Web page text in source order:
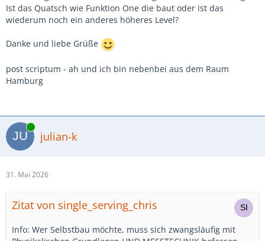
Ist das Quatsch wie Funktion One die baut oder ist das
wiederum noch ein anderes höheres Level?
Danke und liebe Grüße
post scriptum - ah und ich bin nebenbei aus dem Raum
Hamburg
Online
julian-k
31. Mai 2026
Zitat von single_serving_chris
Info: Wer Selbstbau möchte, muss sich zwangsläufig mit